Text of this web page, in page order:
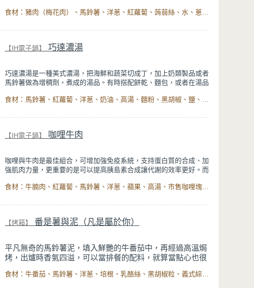
，證實味噌確實是豐富的營養寶庫。這道日式馬鈴薯燉肉鹹中帶甜，
不用準備過多材料，簡單又美味
，是一道大人小孩都愛吃的家常菜。但馬鈴薯富含澱粉，有時利用鍋
燒還可能產生焦底情形（如咖哩
食材：豬肉（梅花肉）、馬鈴薯、洋蔥、紅蘿蔔、蒟蒻絲、水、蔥花、白醋、醬油、白糖、味醂、味噌、鍋寶IH智能定溫電子鍋
【IH電子鍋】 巧達濃湯
巧達濃湯是一種美式濃湯，把海鮮和蔬菜切成丁，加上奶類製品或者
馬鈴薯做為增稠劑，煮成的湯品。有時搭配餅乾、麵包，或者在湯品
度高，可能會有焦底的問題，利用電鍋或IH電子鍋烹煮，免看顧便可
【IH電子鍋】 咖哩牛肉
咖哩與牛肉是最佳組合，可增加強免疫系統，支持蛋白質的合成、加
強肌肉力量，更重要的是可以提高胰島素合成讓代謝的效率更好。而
分，能夠預防血液凝固、有效清血，並降低血液中的膽固醇。用一般
【濃湯】模式，將咖哩醬微溫燉煮，不焦底、不溢出，省去看顧的麻
煩，輕輕鬆鬆煮出美味咖哩！
【烤箱】 番是薯與泥（凡是屬於你）
平凡無奇的馬鈴薯泥，填入鮮艷的牛番茄中，再經過高溫焗
烤，出爐時香氣四溢，可以當排餐的配料，就算當點心也很
就可以輕鬆享受義大利風味。